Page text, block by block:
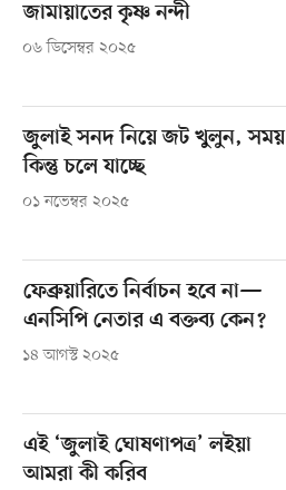
জামায়াতের কৃষ্ণ নন্দী
০৬ ডিসেম্বর ২০২৫
জুলাই সনদ নিয়ে জট খুলুন, সময়
কিন্তু চলে যাচ্ছে
০১ নভেম্বর ২০২৫
ফেব্রুয়ারিতে নির্বাচন হবে না—
এনসিপি নেতার এ বক্তব্য কেন?
১৪ আগস্ট ২০২৫
এই ‘জুলাই ঘোষণাপত্র’ লইয়া
আমরা কী করিব